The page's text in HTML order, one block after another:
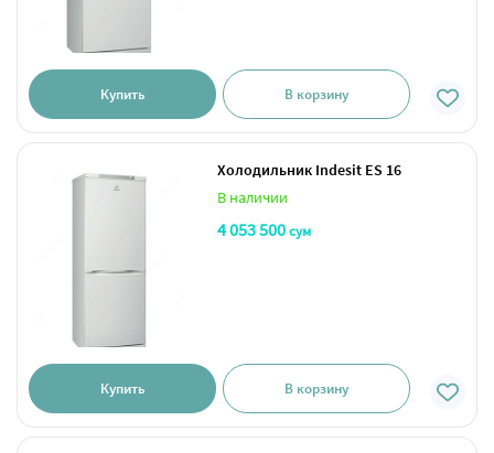
Купить В корзину
Холодильник Indesit ES 16
В наличии
4 053 500сум
Купить В корзину